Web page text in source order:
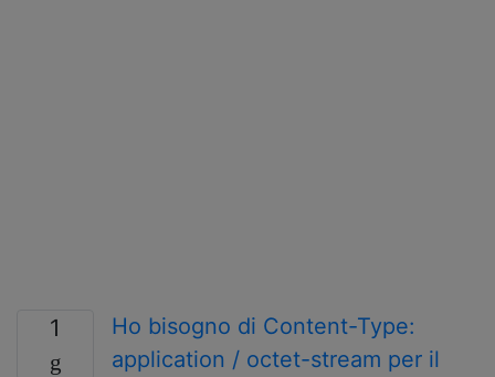
1
Ho bisogno di Content-Type:
application / octet-stream per il